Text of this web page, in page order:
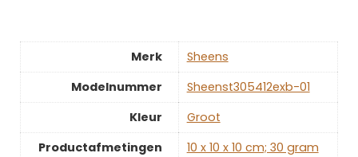
Merk
‎Sheens
Modelnummer
‎Sheenst305412exb-01
Kleur
‎Groot
Productafmetingen
‎10 x 10 x 10 cm; 30 gram